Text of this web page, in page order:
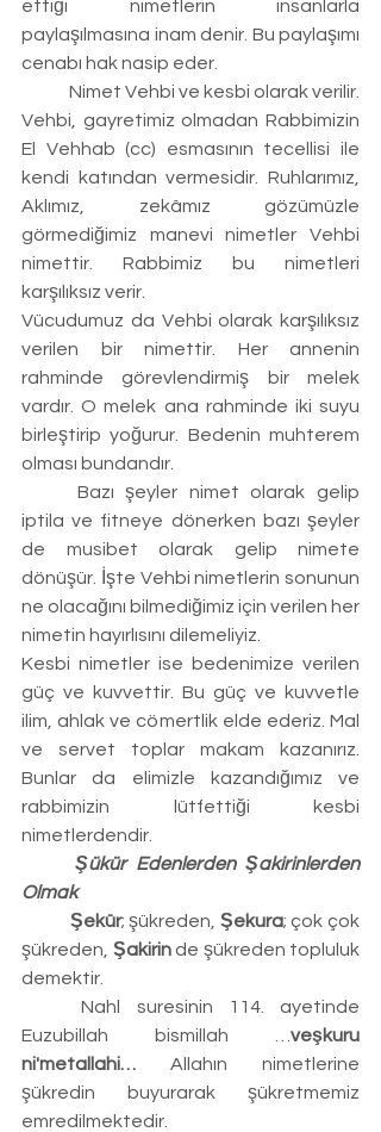
ettiği nimetlerin insanlarla
paylaşılmasına inam denir. Bu paylaşımı
cenabı hak nasip eder.
Vehbi, gayretimiz olmadan Rabbimizin
El Vehhab (cc) esmasının tecellisi ile
kendi katından vermesidir. Ruhlarımız,
Aklımız, zekâmız gözümüzle
görmediğimiz manevi nimetler Vehbi
nimettir. Rabbimiz bu nimetleri
karşılıksız verir.
Vücudumuz da Vehbi olarak karşılıksız
verilen bir nimettir. Her annenin
rahminde görevlendirmiş bir melek
vardır. O melek ana rahminde iki suyu
birleştirip yoğurur. Bedenin muhterem
olması bundandır.
iptila ve fitneye dönerken bazı şeyler
de musibet olarak gelip nimete
dönüşür. İşte Vehbi nimetlerin sonunun
ne olacağını bilmediğimiz için verilen her
nimetin hayırlısını dilemeliyiz.
Kesbi nimetler ise bedenimize verilen
güç ve kuvvettir. Bu güç ve kuvvetle
ilim, ahlak ve cömertlik elde ederiz. Mal
ve servet toplar makam kazanırız.
Bunlar da elimizle kazandığımız ve
rabbimizin lütfettiği kesbi
nimetlerdendir.
Olmak
	Şekür
; şükreden, Şekura; çok çok
şükreden, Şakirin de şükreden topluluk
demektir.
	Nahl suresinin 114. ayetinde
Euzubillah bismillah … veşkuru
ni'metallahi… Allahın nimetlerine
şükredin buyurarak şükretmemiz
emredilmektedir.